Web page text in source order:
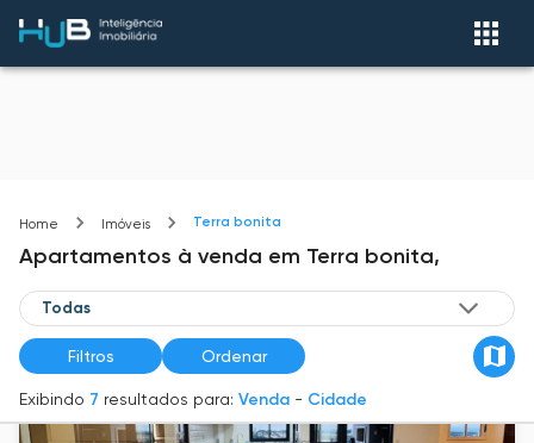
Home Imóveis Terra bonita
Apartamentos à venda em Terra bonita,
Filtros Ordenar
Exibindo 7 resultados para: Venda - Cidade